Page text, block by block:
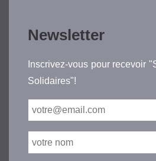
Newsletter
Inscrivez-vous pour recevoir
Solidaires"!